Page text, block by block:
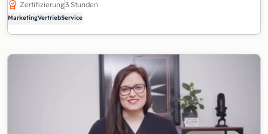
Zertifizierung3 Stunden
MarketingVertriebService